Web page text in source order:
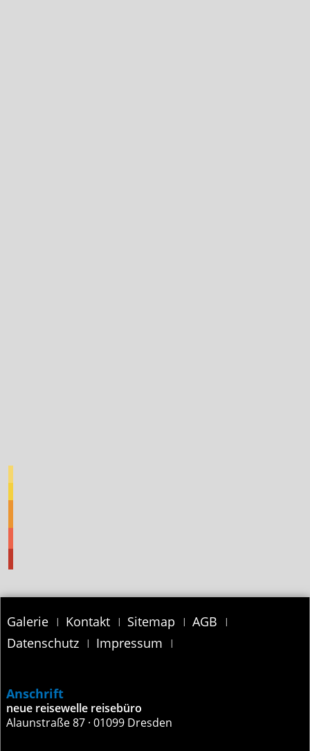
Navigation
überspringen
Galerie Kontakt Sitemap
AGB
Datenschutz
Impressum
Anschrift
neue reisewelle reisebüro
Alaunstraße 87 · 01099 Dresden